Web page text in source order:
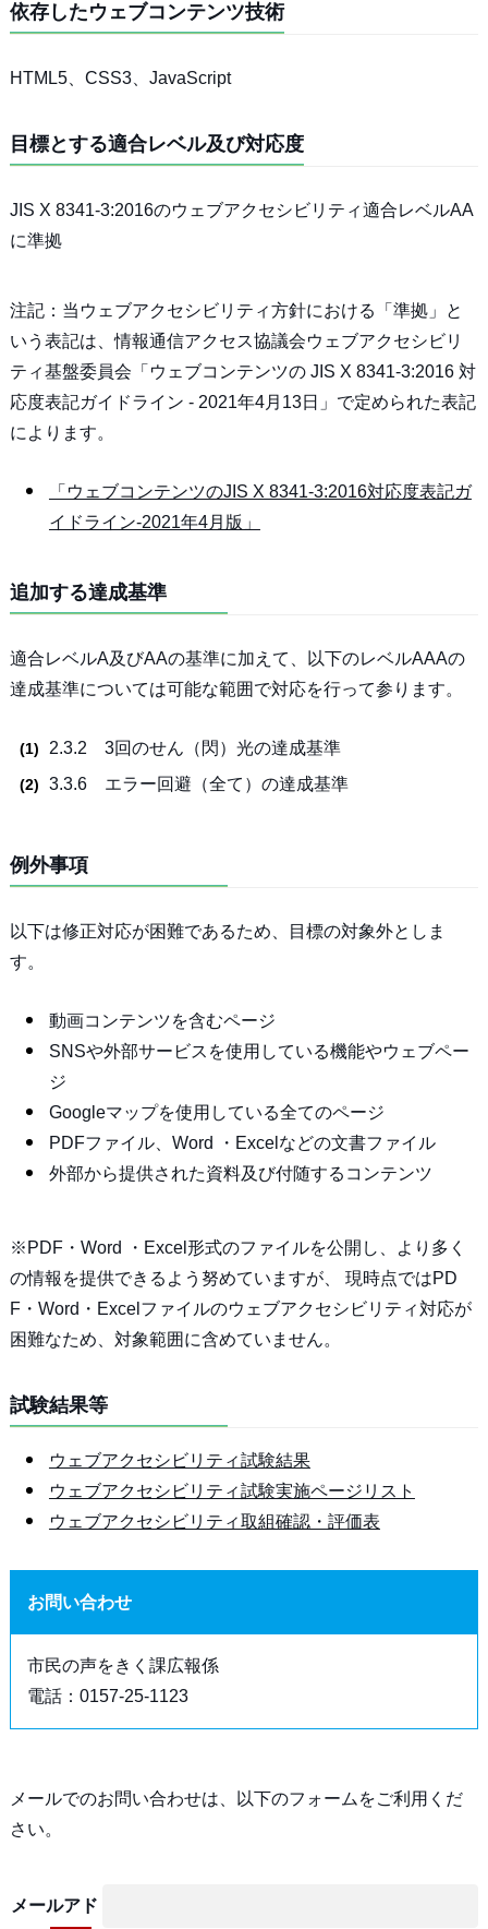
依存したウェブコンテンツ技術
HTML5、CSS3、JavaScript
目標とする適合レベル及び対応度
JIS X 8341-3:2016のウェブアクセシビリティ適合レベルAA
に準拠
注記：当ウェブアクセシビリティ方針における「準拠」と
いう表記は、情報通信アクセス協議会ウェブアクセシビリ
ティ基盤委員会「ウェブコンテンツの JIS X 8341-3:2016 対
応度表記ガイドライン - 2021年4月13日」で定められた表記
によります。
「ウェブコンテンツのJIS X 8341-3:2016対応度表記ガ
イドライン-2021年4月版」
追加する達成基準
適合レベルA及びAAの基準に加えて、以下のレベルAAAの
達成基準については可能な範囲で対応を行って参ります。
2.3.2 3回のせん（閃）光の達成基準
3.3.6 エラー回避（全て）の達成基準
例外事項
以下は修正対応が困難であるため、目標の対象外としま
す。
動画コンテンツを含むページ
SNSや外部サービスを使用している機能やウェブペー
ジ
Googleマップを使用している全てのページ
PDFファイル、Word ・Excelなどの文書ファイル
外部から提供された資料及び付随するコンテンツ
※PDF・Word ・Excel形式のファイルを公開し、より多く
の情報を提供できるよう努めていますが、 現時点ではPD
F・Word・Excelファイルのウェブアクセシビリティ対応が
困難なため、対象範囲に含めていません。
試験結果等
ウェブアクセシビリティ試験結果
ウェブアクセシビリティ試験実施ページリスト
ウェブアクセシビリティ取組確認・評価表
お問い合わせ
市民の声をきく課広報係
電話：0157-25-1123
メールでのお問い合わせは、以下のフォームをご利用くだ
さい。
メールアド